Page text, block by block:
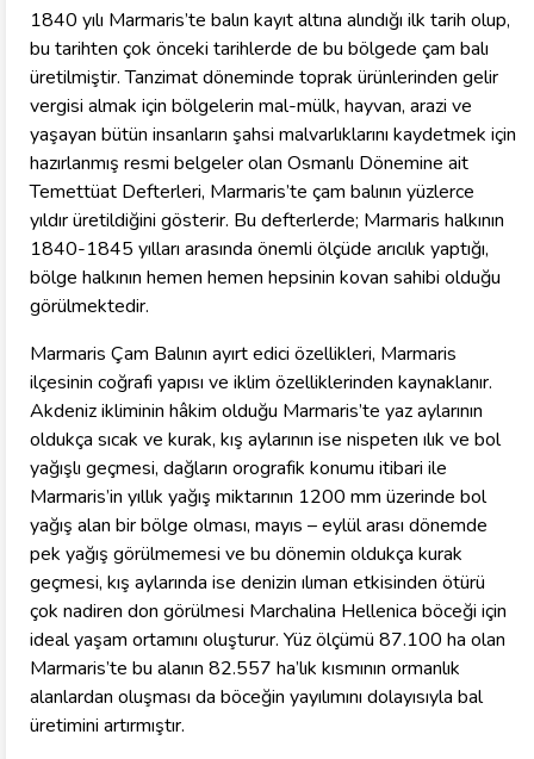
1840 yılı Marmaris’te balın kayıt altına alındığı ilk tarih olup,
bu tarihten çok önceki tarihlerde de bu bölgede çam balı
üretilmiştir. Tanzimat döneminde toprak ürünlerinden gelir
vergisi almak için bölgelerin mal-mülk, hayvan, arazi ve
yaşayan bütün insanların şahsi malvarlıklarını kaydetmek için
hazırlanmış resmi belgeler olan Osmanlı Dönemine ait
Temettüat Defterleri, Marmaris’te çam balının yüzlerce
yıldır üretildiğini gösterir. Bu defterlerde; Marmaris halkının
1840-1845 yılları arasında önemli ölçüde arıcılık yaptığı,
bölge halkının hemen hemen hepsinin kovan sahibi olduğu
görülmektedir.
Marmaris Çam Balının ayırt edici özellikleri, Marmaris
ilçesinin coğrafi yapısı ve iklim özelliklerinden kaynaklanır.
Akdeniz ikliminin hâkim olduğu Marmaris’te yaz aylarının
oldukça sıcak ve kurak, kış aylarının ise nispeten ılık ve bol
yağışlı geçmesi, dağların orografik konumu itibari ile
Marmaris’in yıllık yağış miktarının 1200 mm üzerinde bol
yağış alan bir bölge olması, mayıs – eylül arası dönemde
pek yağış görülmemesi ve bu dönemin oldukça kurak
geçmesi, kış aylarında ise denizin ılıman etkisinden ötürü
çok nadiren don görülmesi Marchalina Hellenica böceği için
ideal yaşam ortamını oluşturur. Yüz ölçümü 87.100 ha olan
Marmaris’te bu alanın 82.557 ha’lık kısmının ormanlık
alanlardan oluşması da böceğin yayılımını dolayısıyla bal
üretimini artırmıştır.